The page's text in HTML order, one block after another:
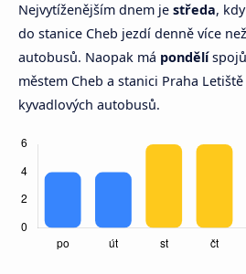
Nejvytíženějším dnem je středa,
do stanice Cheb jezdí denně více
autobusů. Naopak má pondělíspojů
městem Cheb a stanici Praha
kyvadlových autobusů.